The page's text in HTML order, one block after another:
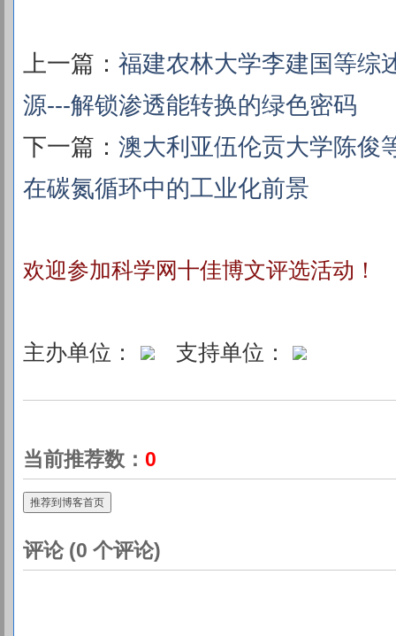
上一篇： 福建农林大学李建国等综
源---解锁渗透能转换的绿色密码
下一篇： 澳大利亚伍伦贡大学陈俊
在碳氮循环中的工业化前景
欢迎参加科学网十佳博文评选活动！
主办单位： 支持单位：
当前推荐数： 0
推荐到博客首页
评论 (0 个评论)